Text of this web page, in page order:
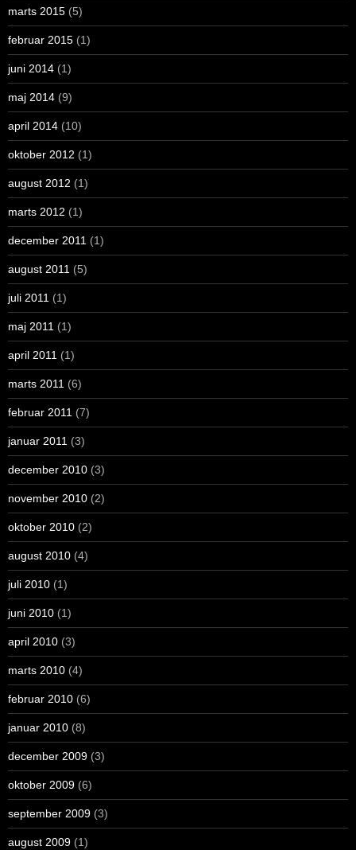
marts 2015 (5)
februar 2015 (1)
juni 2014 (1)
maj 2014 (9)
april 2014 (10)
oktober 2012 (1)
august 2012 (1)
marts 2012 (1)
december 2011 (1)
august 2011 (5)
juli 2011 (1)
maj 2011 (1)
april 2011 (1)
marts 2011 (6)
februar 2011 (7)
januar 2011 (3)
december 2010 (3)
november 2010 (2)
oktober 2010 (2)
august 2010 (4)
juli 2010 (1)
juni 2010 (1)
april 2010 (3)
marts 2010 (4)
februar 2010 (6)
januar 2010 (8)
december 2009 (3)
oktober 2009 (6)
september 2009 (3)
august 2009 (1)